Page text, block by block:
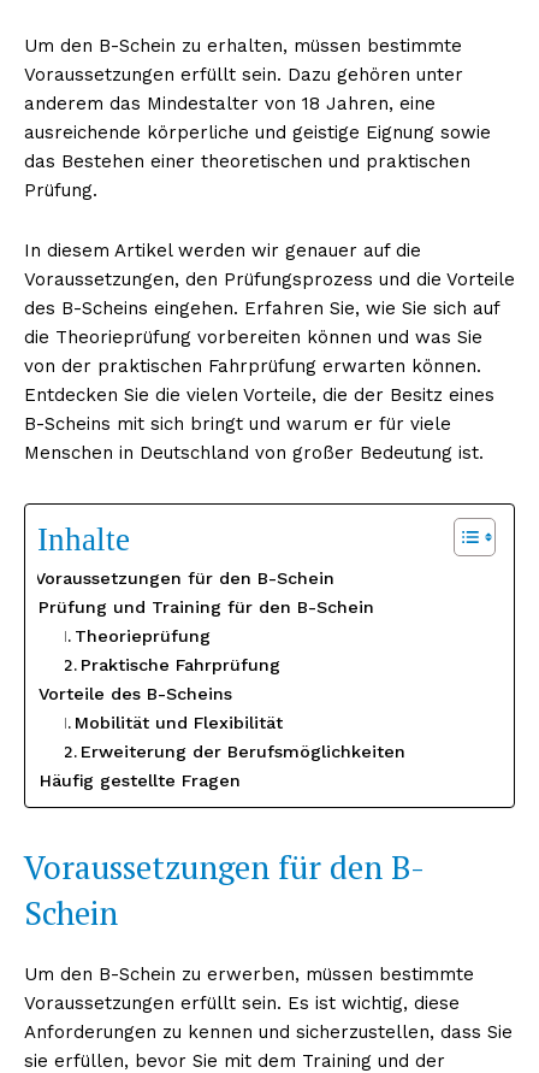
Um den B-Schein zu erhalten, müssen bestimmte
Voraussetzungen erfüllt sein. Dazu gehören unter
anderem das Mindestalter von 18 Jahren, eine
ausreichende körperliche und geistige Eignung sowie
das Bestehen einer theoretischen und praktischen
Prüfung.
In diesem Artikel werden wir genauer auf die
Voraussetzungen, den Prüfungsprozess und die Vorteile
des B-Scheins eingehen. Erfahren Sie, wie Sie sich auf
die Theorieprüfung vorbereiten können und was Sie
von der praktischen Fahrprüfung erwarten können.
Entdecken Sie die vielen Vorteile, die der Besitz eines
B-Scheins mit sich bringt und warum er für viele
Menschen in Deutschland von großer Bedeutung ist.
Inhalte
Voraussetzungen für den B-Schein
Prüfung und Training für den B-Schein
Theorieprüfung
Praktische Fahrprüfung
Vorteile des B-Scheins
Mobilität und Flexibilität
Erweiterung der Berufsmöglichkeiten
Häufig gestellte Fragen
Voraussetzungen für den B-
Schein
Um den B-Schein zu erwerben, müssen bestimmte
Voraussetzungen erfüllt sein. Es ist wichtig, diese
Anforderungen zu kennen und sicherzustellen, dass Sie
sie erfüllen, bevor Sie mit dem Training und der